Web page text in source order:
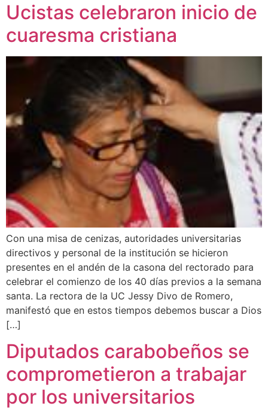
Ucistas celebraron inicio de
cuaresma cristiana
Con una misa de cenizas, autoridades universitarias
directivos y personal de la institución se hicieron
presentes en el andén de la casona del rectorado para
celebrar el comienzo de los 40 días previos a la semana
santa. La rectora de la UC Jessy Divo de Romero,
manifestó que en estos tiempos debemos buscar a Dios
[…]
Diputados carabobeños se
comprometieron a trabajar
por los universitarios